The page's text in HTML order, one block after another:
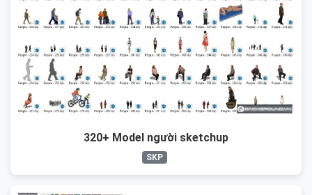
320+ Model người sketchup
SKP